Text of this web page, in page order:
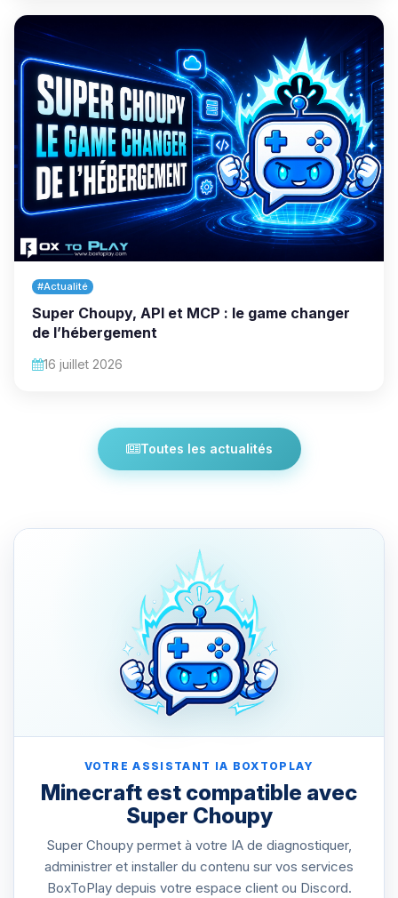
#Actualité
Super Choupy, API et MCP : le game changer
de l’hébergement
16 juillet 2026
Toutes les actualités
VOTRE ASSISTANT IA BOXTOPLAY
Minecraft est compatible avec
Super Choupy
Super Choupy permet à votre IA de diagnostiquer,
administrer et installer du contenu sur vos services
BoxToPlay depuis votre espace client ou Discord.